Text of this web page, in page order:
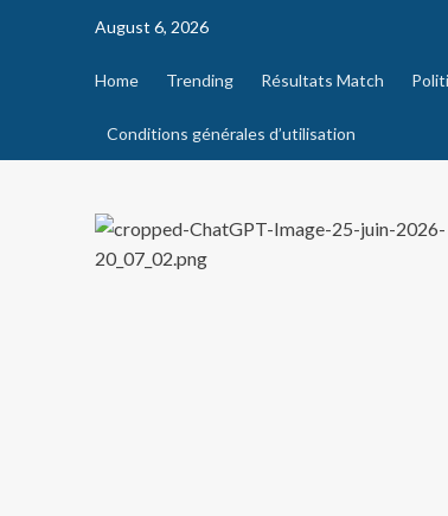
August 6, 2026
Home Trending Résultats Match
Conditions générales d’utilisation